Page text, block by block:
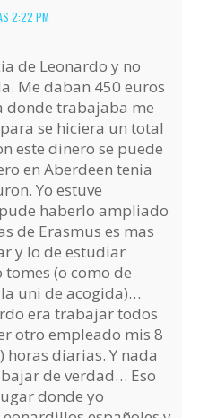
2:22 PM
de Leonardo y no
Me daban 450 euros
donde trabajaba me
se hiciera un total
este dinero se puede
en Aberdeen tenia
Yo estuve
haberlo ampliado
de Erasmus es mas
y lo de estudiar
(o como de
uni de acogida)…
era trabajar todos
otro empleado mis 8
horas diarias. Y nada
de verdad… Eso
donde yo